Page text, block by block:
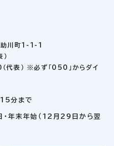
川町1-1-1
表） ※必ず「050」からダイ
分まで
・年末年始（12月29日から翌